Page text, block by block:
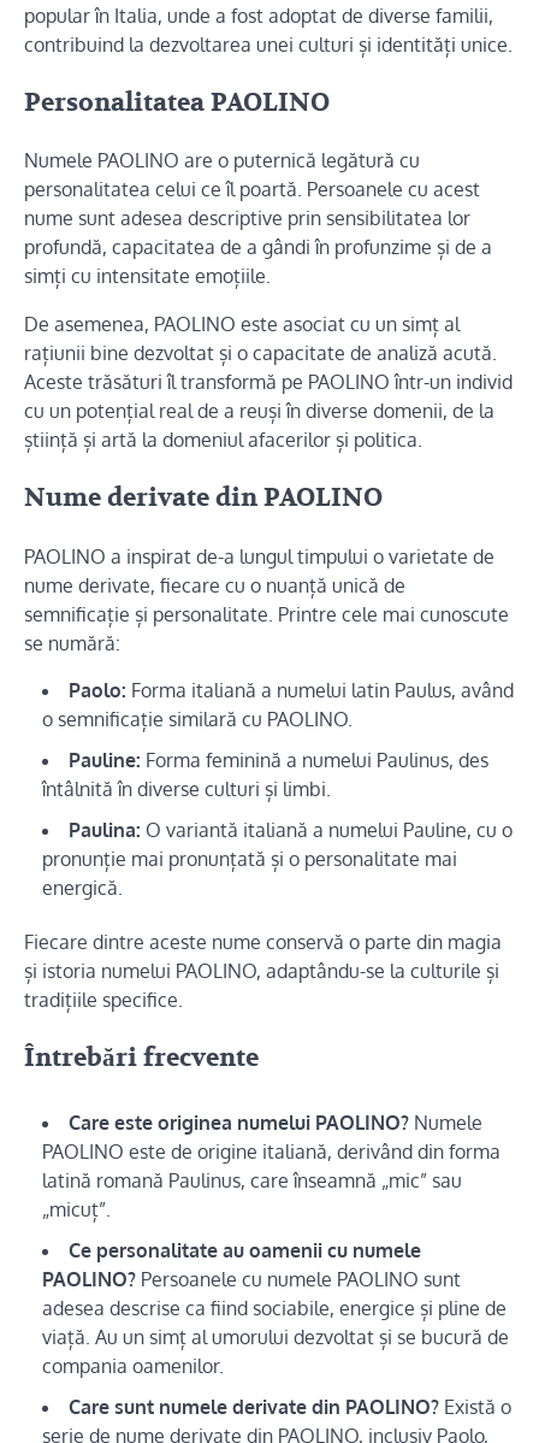
popular în Italia, unde a fost adoptat de diverse familii,
contribuind la dezvoltarea unei culturi și identități unice.
Personalitatea PAOLINO
Numele PAOLINO are o puternică legătură cu
personalitatea celui ce îl poartă. Persoanele cu acest
nume sunt adesea descriptive prin sensibilitatea lor
profundă, capacitatea de a gândi în profunzime și de a
simți cu intensitate emoțiile.
De asemenea, PAOLINO este asociat cu un simț al
rațiunii bine dezvoltat și o capacitate de analiză acută.
Aceste trăsături îl transformă pe PAOLINO într-un individ
cu un potențial real de a reuși în diverse domenii, de la
știință și artă la domeniul afacerilor și politica.
Nume derivate din PAOLINO
PAOLINO a inspirat de-a lungul timpului o varietate de
nume derivate, fiecare cu o nuanță unică de
semnificație și personalitate. Printre cele mai cunoscute
se numără:
Paolo: Forma italiană a numelui latin Paulus, având
o semnificație similară cu PAOLINO.
Pauline: Forma feminină a numelui Paulinus, des
întâlnită în diverse culturi și limbi.
Paulina: O variantă italiană a numelui Pauline, cu o
pronunție mai pronunțată și o personalitate mai
energică.
Fiecare dintre aceste nume conservă o parte din magia
și istoria numelui PAOLINO, adaptându-se la culturile și
tradițiile specifice.
Întrebări frecvente
Care este originea numelui PAOLINO? Numele
PAOLINO este de origine italiană, derivând din forma
latină romană Paulinus, care înseamnă „mic” sau
„micuț”.
Ce personalitate au oamenii cu numele
PAOLINO? Persoanele cu numele PAOLINO sunt
adesea descrise ca fiind sociabile, energice și pline de
viață. Au un simț al umorului dezvoltat și se bucură de
compania oamenilor.
Care sunt numele derivate din PAOLINO? Există o
serie de nume derivate din PAOLINO, inclusiv Paolo,